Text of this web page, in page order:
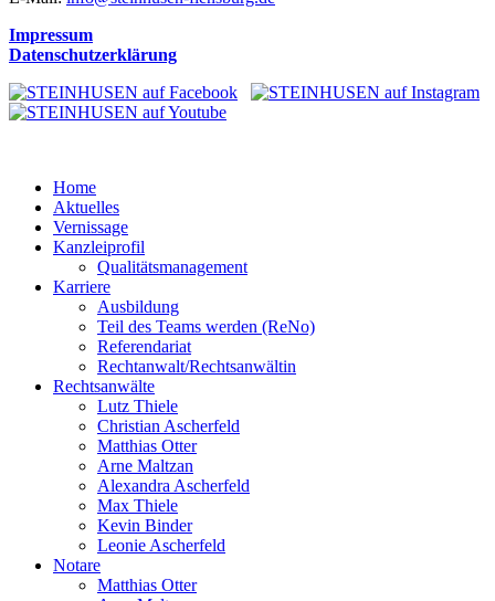
Impressum
Datenschutzerklärung
Home
Aktuelles
Vernissage
Kanzleiprofil
Qualitätsmanagement
Karriere
Ausbildung
Teil des Teams werden (ReNo)
Referendariat
Rechtanwalt/Rechtsanwältin
Rechtsanwälte
Lutz Thiele
Christian Ascherfeld
Matthias Otter
Arne Maltzan
Alexandra Ascherfeld
Max Thiele
Kevin Binder
Leonie Ascherfeld
Notare
Matthias Otter